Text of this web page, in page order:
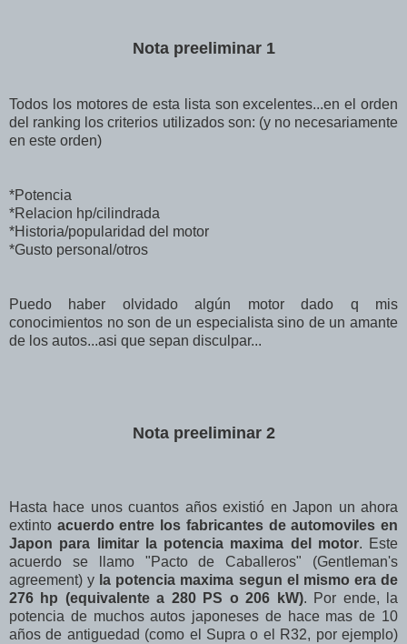
Nota preeliminar 1
Todos los motores de esta lista son excelentes...en el orden
del ranking los criterios utilizados son: (y no necesariamente
en este orden)
*Potencia
*Relacion hp/cilindrada
*Historia/popularidad del motor
*Gusto personal/otros
Puedo haber olvidado algún motor dado q mis
conocimientos no son de un especialista sino de un amante
de los autos...asi que sepan disculpar...
Nota preeliminar 2
Hasta hace unos cuantos años existió en Japon un ahora
extinto acuerdo entre los fabricantes de automoviles en
Japon para limitar la potencia maxima del motor. Este
acuerdo se llamo "Pacto de Caballeros" (Gentleman's
agreement) y la potencia maxima segun el mismo era de
276 hp (equivalente a 280 PS o 206 kW). Por ende, la
potencia de muchos autos japoneses de hace mas de 10
años de antiguedad (como el Supra o el R32, por ejemplo)